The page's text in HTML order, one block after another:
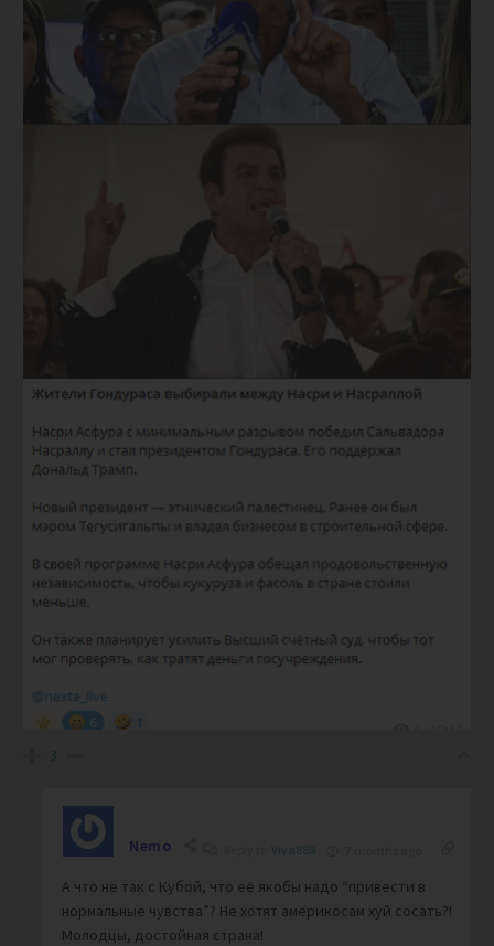
3
Nemo Viva888
А что не так с Кубой, что её якобы надо “привести в
нормальные чувства”? Не хотят америкосам хуй сосать?!
Молодцы, достойная страна!